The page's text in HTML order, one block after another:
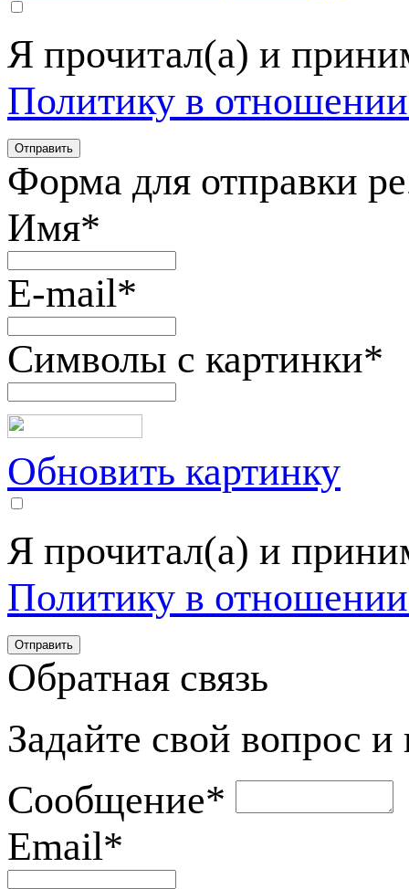
Я прочитал(а) и
Политику в
Форма для отправки
Имя*
E-mail*
Символы с картинки*
Обновить картинку
Я прочитал(а) и
Политику в
Обратная связь
Задайте свой вопрос
Сообщение*
Email*